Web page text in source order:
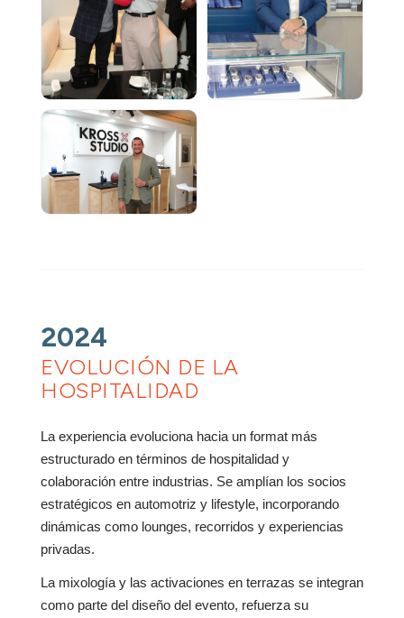
2024
EVOLUCIÓN DE LA
HOSPITALIDAD
La experiencia evoluciona hacia un format más
estructurado en términos de hospitalidad y
colaboración entre industrias. Se amplían los socios
estratégicos en automotriz y lifestyle, incorporando
dinámicas como lounges, recorridos y experiencias
privadas.
La mixología y las activaciones en terrazas se integran
como parte del diseño del evento, refuerza su